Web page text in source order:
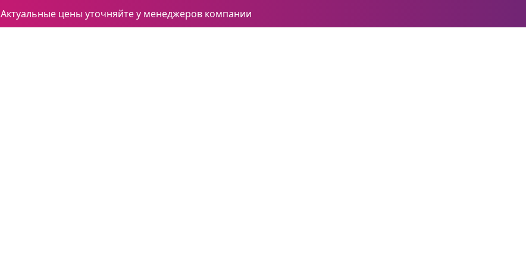
Актуальные цены уточняйте у менеджеров компании